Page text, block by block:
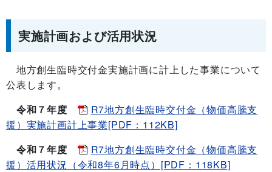
実施計画および活用状況
地方創生臨時交付金実施計画に計上した事業について
公表します。
令和７年度
R7地方創生臨時交付金（物価高騰支
援）実施計画計上事業[PDF：112KB]
令和７年度
R7地方創生臨時交付金（物価高騰支
援）活用状況（令和8年6月時点）[PDF：118KB]